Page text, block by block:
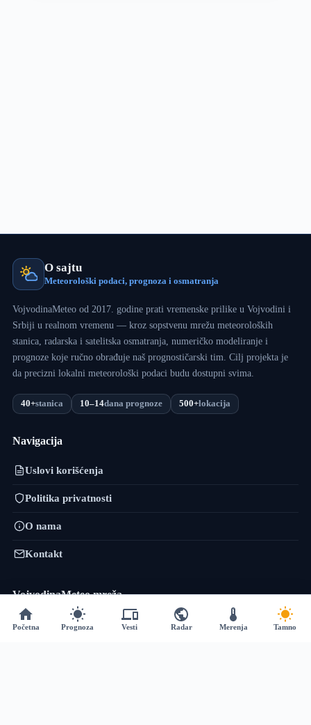
O sajtu
Meteorološki podaci, prognoza i osmatranja
VojvodinaMeteo od 2017. godine prati vremenske prilike u Vojvodini i
Srbiji u realnom vremenu — kroz sopstvenu mrežu meteoroloških
stanica, radarska i satelitska osmatranja, numeričko modeliranje i
prognoze koje ručno obrađuje naš prognostičarski tim. Cilj projekta je
da precizni lokalni meteorološki podaci budu dostupni svima.
40+stanica 10–14dana prognoze 500+lokacija
Navigacija
Uslovi korišćenja
Politika privatnosti
O nama
Kontakt
VojvodinaMeteo mreža
VremePrognoza.rs je sestrinski projekat VojvodinaMeteo tima: isti
pristup — precizni lokalni podaci, numeričko modeliranje i sopstvena
Početna Prognoza Vesti Radar Merenja Tamno